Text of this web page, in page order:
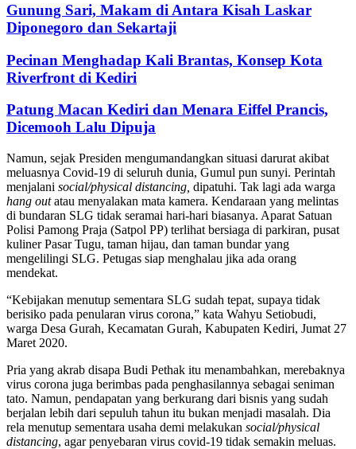
Gunung Sari, Makam di Antara Kisah Laskar
Diponegoro dan Sekartaji
Pecinan Menghadap Kali Brantas, Konsep Kota
Riverfront di Kediri
Patung Macan Kediri dan Menara Eiffel Prancis,
Dicemooh Lalu Dipuja
Namun, sejak Presiden mengumandangkan situasi darurat akibat
meluasnya Covid-19 di seluruh dunia, Gumul pun sunyi. Perintah
menjalani social/physical distancing, dipatuhi. Tak lagi ada warga
hang outatau menyalakan mata kamera. Kendaraan yang melintas
di bundaran SLG tidak seramai hari-hari biasanya. Aparat Satuan
Polisi Pamong Praja (Satpol PP) terlihat bersiaga di parkiran, pusat
kuliner Pasar Tugu, taman hijau, dan taman bundar yang
mengelilingi SLG. Petugas siap menghalau jika ada orang
mendekat.
“Kebijakan menutup sementara SLG sudah tepat, supaya tidak
berisiko pada penularan virus corona,” kata Wahyu Setiobudi,
warga Desa Gurah, Kecamatan Gurah, Kabupaten Kediri, Jumat 27
Maret 2020.
Pria yang akrab disapa Budi Pethak itu menambahkan, merebaknya
virus corona juga berimbas pada penghasilannya sebagai seniman
tato. Namun, pendapatan yang berkurang dari bisnis yang sudah
berjalan lebih dari sepuluh tahun itu bukan menjadi masalah. Dia
rela menutup sementara usaha demi melakukan social/physical
distancing, agar penyebaran virus covid-19 tidak semakin meluas.